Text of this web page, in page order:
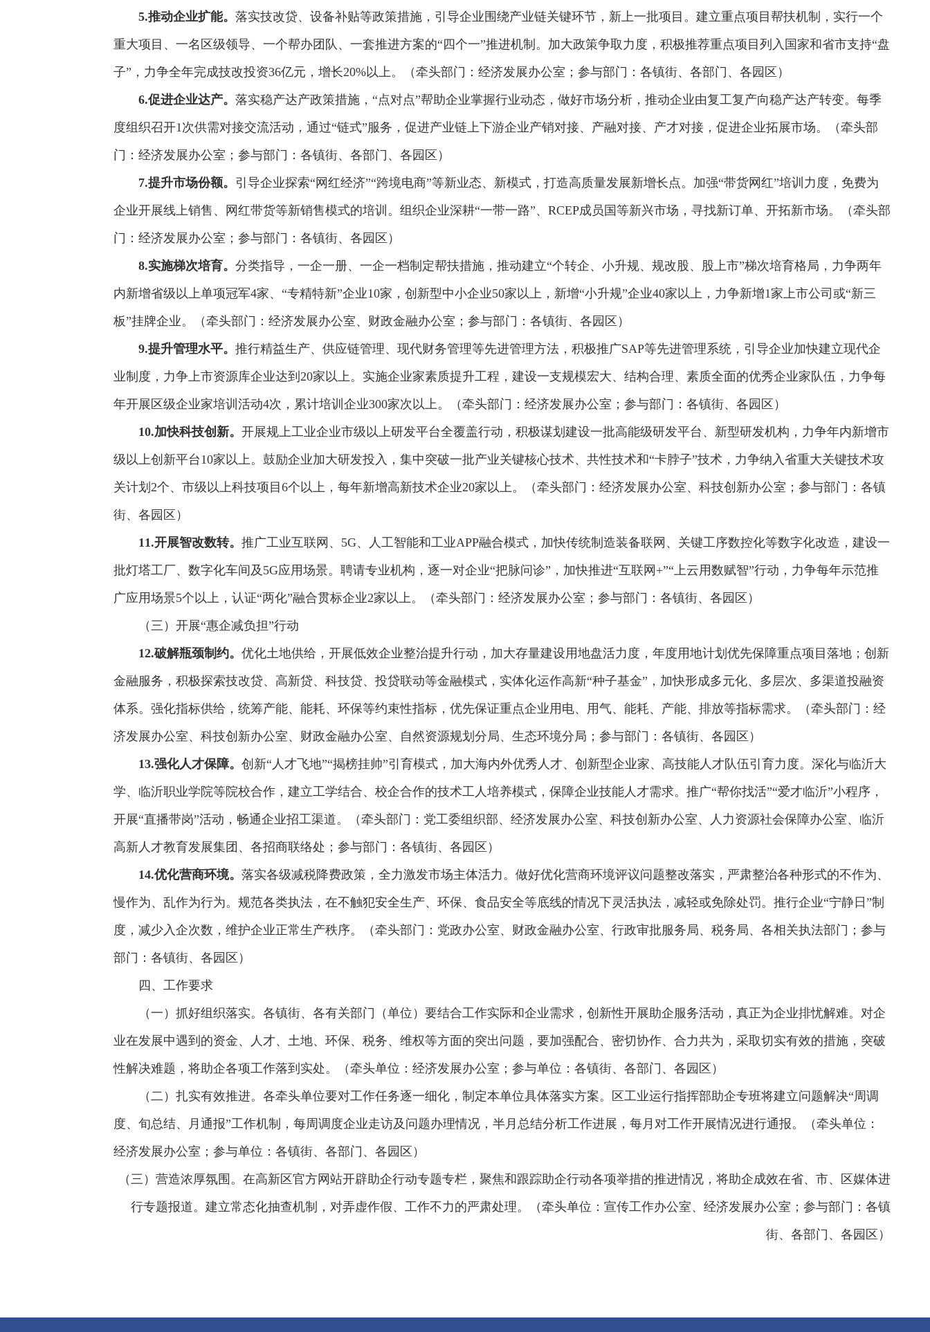
5.推动企业扩能。 落实技改贷、设备补贴等政策措施，引导企业围绕产业链关键环节，新上一批项目。建立重点项目帮扶机制，实行一个
重大项目、一名区级领导、一个帮办团队、一套推进方案的“四个一”推进机制。加大政策争取力度，积极推荐重点项目列入国家和省市支持“盘
子”，力争全年完成技改投资36亿元，增长20%以上。（牵头部门：经济发展办公室；参与部门：各镇街、各部门、各园区）
6.促进企业达产。 落实稳产达产政策措施，“点对点”帮助企业掌握行业动态，做好市场分析，推动企业由复工复产向稳产达产转变。每季
度组织召开1次供需对接交流活动，通过“链式”服务，促进产业链上下游企业产销对接、产融对接、产才对接，促进企业拓展市场。（牵头部
门：经济发展办公室；参与部门：各镇街、各部门、各园区）
7.提升市场份额。 引导企业探索“网红经济”“跨境电商”等新业态、新模式，打造高质量发展新增长点。加强“带货网红”培训力度，免费为
企业开展线上销售、网红带货等新销售模式的培训。组织企业深耕“一带一路”、RCEP成员国等新兴市场，寻找新订单、开拓新市场。（牵头部
门：经济发展办公室；参与部门：各镇街、各园区）
8.实施梯次培育。 分类指导，一企一册、一企一档制定帮扶措施，推动建立“个转企、小升规、规改股、股上市”梯次培育格局，力争两年
内新增省级以上单项冠军4家、“专精特新”企业10家，创新型中小企业50家以上，新增“小升规”企业40家以上，力争新增1家上市公司或“新三
板”挂牌企业。（牵头部门：经济发展办公室、财政金融办公室；参与部门：各镇街、各园区）
9.提升管理水平。 推行精益生产、供应链管理、现代财务管理等先进管理方法，积极推广SAP等先进管理系统，引导企业加快建立现代企
业制度，力争上市资源库企业达到20家以上。实施企业家素质提升工程，建设一支规模宏大、结构合理、素质全面的优秀企业家队伍，力争每
年开展区级企业家培训活动4次，累计培训企业300家次以上。（牵头部门：经济发展办公室；参与部门：各镇街、各园区）
10.加快科技创新。 开展规上工业企业市级以上研发平台全覆盖行动，积极谋划建设一批高能级研发平台、新型研发机构，力争年内新增市
级以上创新平台10家以上。鼓励企业加大研发投入，集中突破一批产业关键核心技术、共性技术和“卡脖子”技术，力争纳入省重大关键技术攻
关计划2个、市级以上科技项目6个以上，每年新增高新技术企业20家以上。（牵头部门：经济发展办公室、科技创新办公室；参与部门：各镇
街、各园区）
11.开展智改数转。 推广工业互联网、5G、人工智能和工业APP融合模式，加快传统制造装备联网、关键工序数控化等数字化改造，建设一
批灯塔工厂、数字化车间及5G应用场景。聘请专业机构，逐一对企业“把脉问诊”，加快推进“互联网+”“上云用数赋智”行动，力争每年示范推
广应用场景5个以上，认证“两化”融合贯标企业2家以上。（牵头部门：经济发展办公室；参与部门：各镇街、各园区）
（三）开展“惠企减负担”行动
12.破解瓶颈制约。 优化土地供给，开展低效企业整治提升行动，加大存量建设用地盘活力度，年度用地计划优先保障重点项目落地；创新
金融服务，积极探索技改贷、高新贷、科技贷、投贷联动等金融模式，实体化运作高新“种子基金”，加快形成多元化、多层次、多渠道投融资
体系。强化指标供给，统筹产能、能耗、环保等约束性指标，优先保证重点企业用电、用气、能耗、产能、排放等指标需求。（牵头部门：经
济发展办公室、科技创新办公室、财政金融办公室、自然资源规划分局、生态环境分局；参与部门：各镇街、各园区）
13.强化人才保障。 创新“人才飞地”“揭榜挂帅”引育模式，加大海内外优秀人才、创新型企业家、高技能人才队伍引育力度。深化与临沂大
学、临沂职业学院等院校合作，建立工学结合、校企合作的技术工人培养模式，保障企业技能人才需求。推广“帮你找活”“爱才临沂”小程序，
开展“直播带岗”活动，畅通企业招工渠道。（牵头部门：党工委组织部、经济发展办公室、科技创新办公室、人力资源社会保障办公室、临沂
高新人才教育发展集团、各招商联络处；参与部门：各镇街、各园区）
14.优化营商环境。 落实各级减税降费政策，全力激发市场主体活力。做好优化营商环境评议问题整改落实，严肃整治各种形式的不作为、
慢作为、乱作为行为。规范各类执法，在不触犯安全生产、环保、食品安全等底线的情况下灵活执法，减轻或免除处罚。推行企业“宁静日”制
度，减少入企次数，维护企业正常生产秩序。（牵头部门：党政办公室、财政金融办公室、行政审批服务局、税务局、各相关执法部门；参与
部门：各镇街、各园区）
四、工作要求
（一）抓好组织落实。各镇街、各有关部门（单位）要结合工作实际和企业需求，创新性开展助企服务活动，真正为企业排忧解难。对企
业在发展中遇到的资金、人才、土地、环保、税务、维权等方面的突出问题，要加强配合、密切协作、合力共为，采取切实有效的措施，突破
性解决难题，将助企各项工作落到实处。（牵头单位：经济发展办公室；参与单位：各镇街、各部门、各园区）
（二）扎实有效推进。各牵头单位要对工作任务逐一细化，制定本单位具体落实方案。区工业运行指挥部助企专班将建立问题解决“周调
度、旬总结、月通报”工作机制，每周调度企业走访及问题办理情况，半月总结分析工作进展，每月对工作开展情况进行通报。（牵头单位：
经济发展办公室；参与单位：各镇街、各部门、各园区）
（三）营造浓厚氛围。在高新区官方网站开辟助企行动专题专栏，聚焦和跟踪助企行动各项举措的推进情况，将助企成效在省、市、区媒体进
行专题报道。建立常态化抽查机制，对弄虚作假、工作不力的严肃处理。（牵头单位：宣传工作办公室、经济发展办公室；参与部门：各镇
街、各部门、各园区）